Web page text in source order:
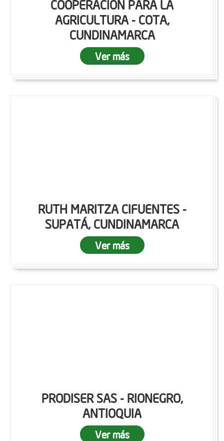
COOPERACIÓN PARA LA
AGRICULTURA - COTA,
CUNDINAMARCA
Ver más
RUTH MARITZA CIFUENTES -
SUPATÁ, CUNDINAMARCA
Ver más
PRODISER SAS - RIONEGRO,
ANTIOQUIA
Ver más